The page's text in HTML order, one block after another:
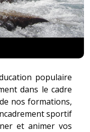
populaire
dans le cadre
nos formations,
sportif
et animer vos